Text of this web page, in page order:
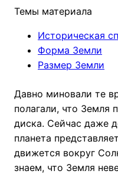
Темы материала
Историческая
Форма Земли
Размер Земли
Давно миновали те
полагали, что Земля
диска. Сейчас даже
планета
движется вокруг
знаем, что Земля